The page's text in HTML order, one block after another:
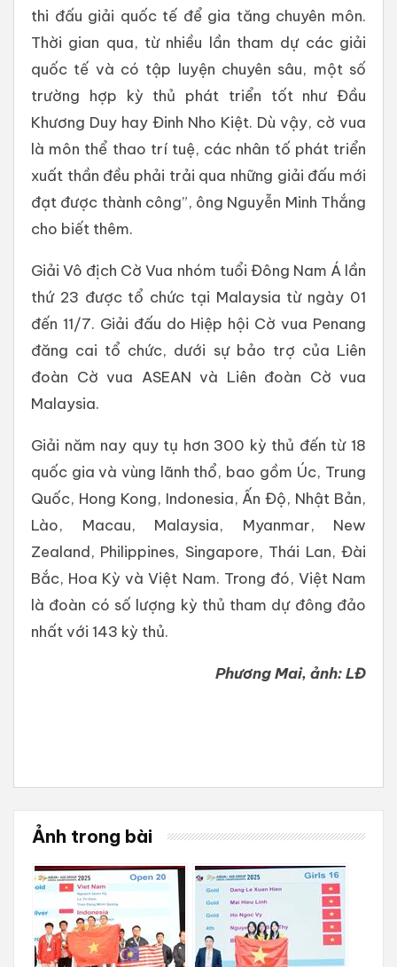
thi đấu giải quốc tế để gia tăng chuyên môn.
Thời gian qua, từ nhiều lần tham dự các giải
quốc tế và có tập luyện chuyên sâu, một số
trường hợp kỳ thủ phát triển tốt như Đầu
Khương Duy hay Đinh Nho Kiệt. Dù vậy, cờ vua
là môn thể thao trí tuệ, các nhân tố phát triển
xuất thần đều phải trải qua những giải đấu mới
đạt được thành công”, ông Nguyễn Minh Thắng
cho biết thêm.
Giải Vô địch Cờ Vua nhóm tuổi Đông Nam Á lần
thứ 23 được tổ chức tại Malaysia từ ngày 01
đến 11/7. Giải đấu do Hiệp hội Cờ vua Penang
đăng cai tổ chức, dưới sự bảo trợ của Liên
đoàn Cờ vua ASEAN và Liên đoàn Cờ vua
Malaysia.
Giải năm nay quy tụ hơn 300 kỳ thủ đến từ 18
quốc gia và vùng lãnh thổ, bao gồm Úc, Trung
Quốc, Hong Kong, Indonesia, Ấn Độ, Nhật Bản,
Lào, Macau, Malaysia, Myanmar, New
Zealand, Philippines, Singapore, Thái Lan, Đài
Bắc, Hoa Kỳ và Việt Nam. Trong đó, Việt Nam
là đoàn có số lượng kỳ thủ tham dự đông đảo
nhất với 143 kỳ thủ.
Phương Mai, ảnh: LĐ
Ảnh trong bài